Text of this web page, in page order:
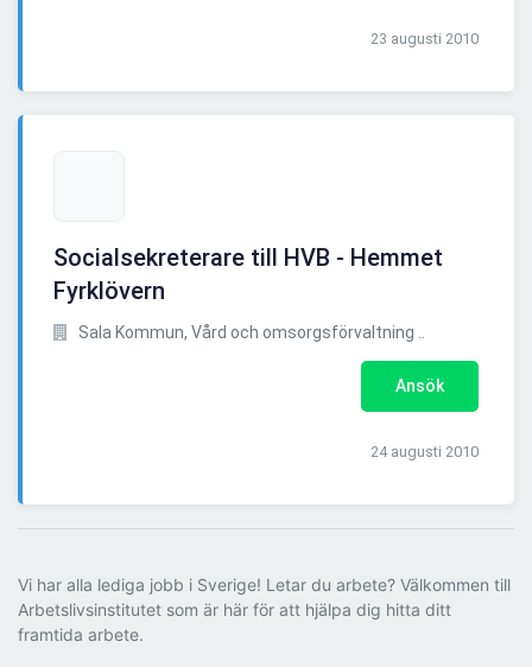
23 augusti 2010
Socialsekreterare till HVB - Hemmet
Fyrklövern
Sala Kommun, Vård och omsorgsförvaltning ..
Ansök
24 augusti 2010
Vi har alla lediga jobb i Sverige! Letar du arbete? Välkommen till
Arbetslivsinstitutet som är här för att hjälpa dig hitta ditt
framtida arbete.